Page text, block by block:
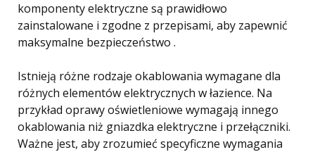
komponenty elektryczne są prawidłowo
zainstalowane i zgodne z przepisami, aby zapewnić
maksymalne bezpieczeństwo .
Istnieją różne rodzaje okablowania wymagane dla
różnych elementów elektrycznych w łazience. Na
przykład oprawy oświetleniowe wymagają innego
okablowania niż gniazdka elektryczne i przełączniki.
Ważne jest, aby zrozumieć specyficzne wymagania